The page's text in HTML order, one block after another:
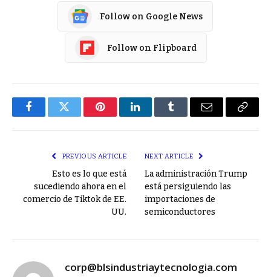
Follow on Google News
Follow on Flipboard
FacebookTwitter PinterestLinkedInTumblr Email
Copy
PREVIOUS ARTICLE
Esto es lo que está
sucediendo ahora en el
comercio de Tiktok de EE.
UU.
NEXT ARTICLE
La administración Trump
está persiguiendo las
importaciones de
semiconductores
corp@blsindustriaytecnologia.com